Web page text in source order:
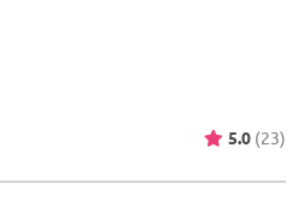
5.0 (23)